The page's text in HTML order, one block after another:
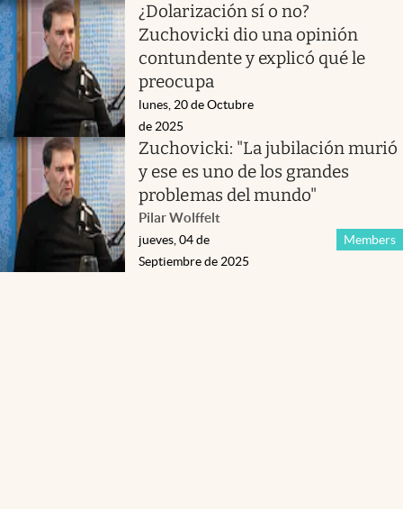
¿Dolarización sí o no?
Zuchovicki dio una opinión
contundente y explicó qué le
preocupa
lunes, 20 de Octubre
de 2025
Zuchovicki: "La jubilación murió
y ese es uno de los grandes
problemas del mundo"
Pilar Wolffelt
Members
jueves, 04 de
Septiembre de 2025